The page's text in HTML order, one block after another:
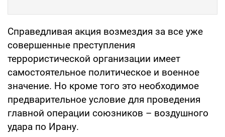
Справедливая акция возмездия за все уже
совершенные преступления
террористической организации имеет
самостоятельное политическое и военное
значение. Но кроме того это необходимое
предварительное условие для проведения
главной операции союзников – воздушного
удара по Ирану.